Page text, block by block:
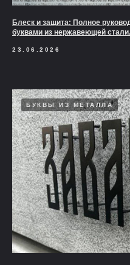
Блеск и защита: Полное
буквами из нержавеющей стали.
23.06.2026
БУКВЫ ИЗ МЕТАЛЛА